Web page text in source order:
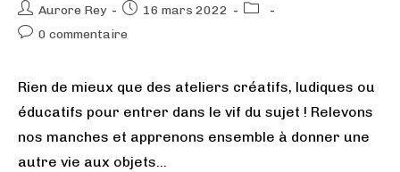
Aurore Rey
16 mars 2022
0 commentaire
Rien de mieux que des ateliers créatifs, ludiques ou
éducatifs pour entrer dans le vif du sujet ! Relevons
nos manches et apprenons ensemble à donner une
autre vie aux objets…